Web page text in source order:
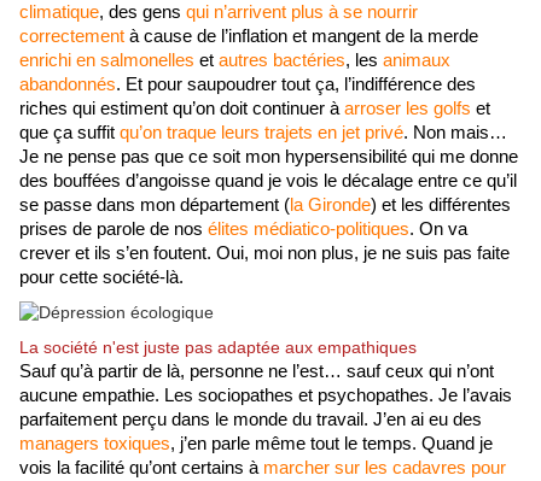
climatique, des gens qui n’arrivent plus à se nourrir
correctement
enrichi en salmonelles et autres bactéries, les animaux
abandonnés. Et pour saupoudrer tout ça, l’indifférence des
riches qui estiment qu’on doit continuer à arroser les golfs et
que ça suffit qu’on traque leurs trajets en jet privé. Non mais…
Je ne pense pas que ce soit mon hypersensibilité qui me donne
des bouffées d’angoisse quand je vois le décalage entre ce qu’il
se passe dans mon département (la Gironde) et les différentes
prises de parole de nos élites médiatico-politiques. On va
crever et ils s’en foutent. Oui, moi non plus, je ne suis pas faite
pour cette société-là.
La société n'est juste pas adaptée aux empathiques
Sauf qu’à partir de là, personne ne l’est… sauf ceux qui n’ont
aucune empathie. Les sociopathes et psychopathes. Je l’avais
managers toxiques, j’en parle même tout le temps. Quand je
vois la facilité qu’ont certains à marcher sur les cadavres pour